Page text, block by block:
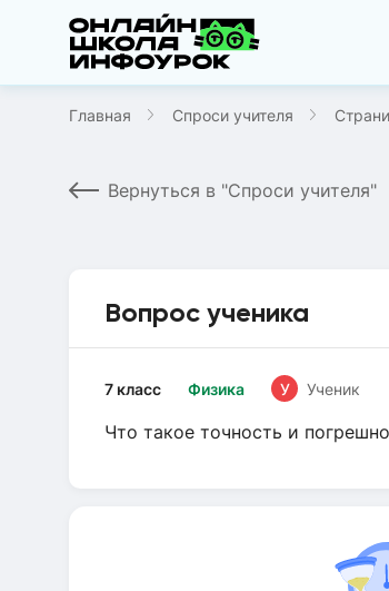
Главная Спроси учителя
Вернуться в "Спроси учителя"
Вопрос ученика
Физика
7 класс У Ученик
Что такое точность и